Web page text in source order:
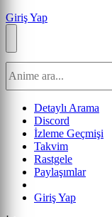
Giriş Yap
Detaylı Arama
Discord
İzleme Geçmişi
Takvim
Rastgele
Paylaşımlar
Giriş Yap